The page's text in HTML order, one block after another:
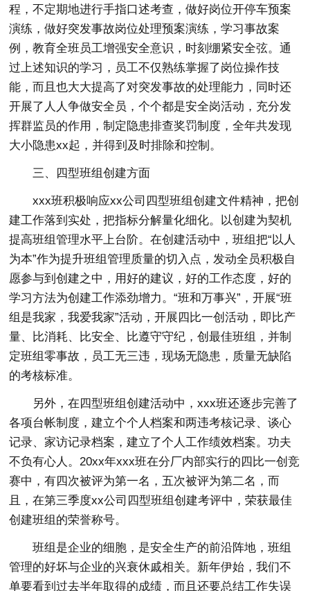
程，不定期地进行手指口述考查，做好岗位开停车预案
演练，做好突发事故岗位处理预案演练，学习事故案
例，教育全班员工增强安全意识，时刻绷紧安全弦。通
过上述知识的学习，员工不仅熟练掌握了岗位操作技
能，而且也大大提高了对突发事故的处理能力，同时还
开展了人人争做安全员，个个都是安全岗活动，充分发
挥群监员的作用，制定隐患排查奖罚制度，全年共发现
大小隐患xx起，并得到及时排除和控制。
三、四型班组创建方面
xxx班积极响应xx公司四型班组创建文件精神，把创
建工作落到实处，把指标分解量化细化。以创建为契机
提高班组管理水平上台阶。在创建活动中，班组把“以人
为本”作为提升班组管理质量的切入点，发动全员积极自
愿参与到创建之中，用好的建议，好的工作态度，好的
学习方法为创建工作添劲增力。“班和万事兴”，开展“班
组是我家，我爱我家”活动，开展四比一创活动，即比产
量、比消耗、比安全、比遵守守纪，创最佳班组，并制
定班组零事故，员工无三违，现场无隐患，质量无缺陷
的考核标准。
另外，在四型班组创建活动中，xxx班还逐步完善了
各项台帐制度，建立个个人档案和两违考核记录、谈心
记录、家访记录档案，建立了个人工作绩效档案。功夫
不负有心人。20xx年xxx班在分厂内部实行的四比一创竞
赛中，有四次被评为第一名，五次被评为第二名，而
且，在第三季度xx公司四型班组创建考评中，荣获最佳
创建班组的荣誉称号。
班组是企业的细胞，是安全生产的前沿阵地，班组
管理的好坏与企业的兴衰休戚相关。新年伊始，我们不
单要看到过去半年取得的成绩，而且还要总结工作失误